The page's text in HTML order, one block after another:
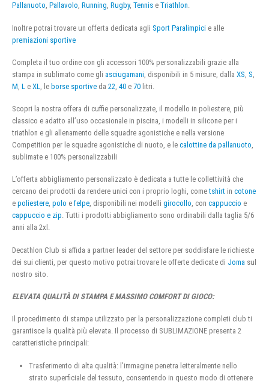
Pallanuoto, Pallavolo, Running, Rugby, Tennis e Triathlon.
Inoltre potrai trovare un offerta dedicata agli Sport Paralimpici e alle
premiazioni sportive
Completa il tuo ordine con gli accessori 100% personalizzabili grazie alla
stampa in sublimato come gli asciugamani , disponibili in 5 misure, dalla XS S
M L e XL , le borse sportive da 22 40 e 70 litri.
Scopri la nostra offera di cuffie personalizzate, il modello in poliestere, più
classico e adatto all’uso occasionale in piscina, i modelli in silicone per i
triathlon e gli allenamento delle squadre agonistiche e nella versione
Competition per le squadre agonistiche di nuoto, e le calottine da pallanuoto,
sublimate e 100% personalizzabili
L’offerta abbigliamento personalizzato è dedicata a tutte le collettività che
cercano dei prodotti da rendere unici con i proprio loghi, cometshirt in cotone
e poliestere, polo e felpe, disponibili nei modelli girocollo, con cappuccio e
cappuccio e zip. Tutti i prodotti abbigliamento sono ordinabili dalla taglia 5/6
anni alla 2xl.
Decathlon Club si affida a partner leader del settore per soddisfare le richieste
dei sui clienti, per questo motivo potrai trovare le offerte dedicate di Joma sul
nostro sito.
ELEVATA QUALITÀ DI STAMPA E MASSIMO COMFORT DI GIOCO:
Il procedimento di stampa utilizzato per la personalizzazione completi club ti
garantisce la qualità più elevata. Il processo di SUBLIMAZIONE presenta 2
caratteristiche principali:
Trasferimento di alta qualità: l’immagine penetra letteralmente nello
strato superficiale del tessuto, consentendo in questo modo di ottenere